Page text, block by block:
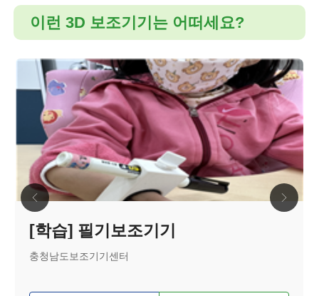
이런 3D 보조기기는 어떠세요?
[학습] 필기보조기기
충청남도보조기기센터